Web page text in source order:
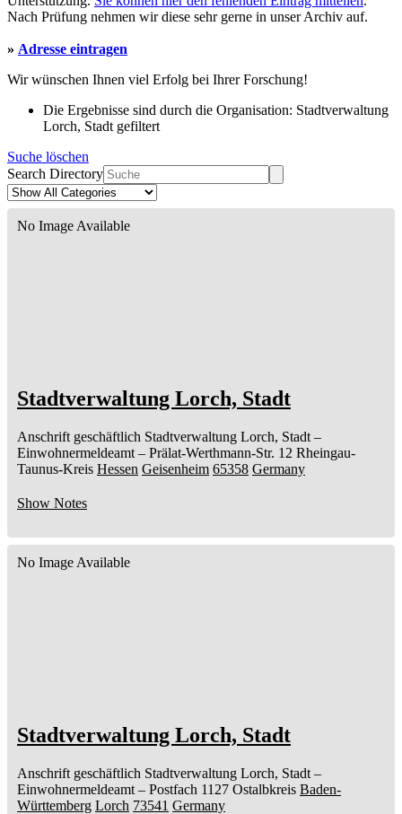
Nach Prüfung nehmen wir diese sehr gerne in unser Archiv auf.
» Adresse eintragen
Wir wünschen Ihnen viel Erfolg bei Ihrer Forschung!
Die Ergebnisse sind durch die Organisation: Stadtverwaltung
Lorch, Stadt gefiltert
Suche löschen
Search Directory
No Image Available
Stadtverwaltung Lorch, Stadt
Anschrift geschäftlich Stadtverwaltung Lorch, Stadt –
Einwohnermeldeamt – Prälat-Werthmann-Str. 12 Rheingau-
Taunus-Kreis Hessen Geisenheim 65358 Germany
Show Notes
No Image Available
Stadtverwaltung Lorch, Stadt
Anschrift geschäftlich Stadtverwaltung Lorch, Stadt –
Einwohnermeldeamt – Postfach 1127 Ostalbkreis Baden-
Württemberg Lorch 73541 Germany